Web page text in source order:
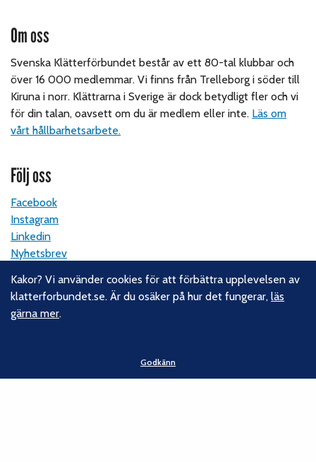
Om oss
Svenska Klätterförbundet består av ett 80-tal klubbar och
över 16 000 medlemmar. Vi finns från Trelleborg i söder till
Kiruna i norr. Klättrarna i Sverige är dock betydligt fler och vi
för din talan, oavsett om du är medlem eller inte. Läs om
vårt hållbarhetsarbete.
Följ oss
Facebook
Instagram
Linkedin
Nyhetsbrev
Kontakt
Kakor? Vi använder cookies för att förbättra upplevelsen av
klatterforbundet.se. Är du osäker på hur det fungerar,läs
gärna mer.
Godkänn